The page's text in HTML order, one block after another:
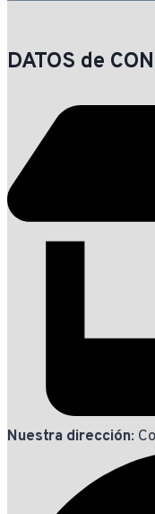
DATOS de
Nuestra dirección: